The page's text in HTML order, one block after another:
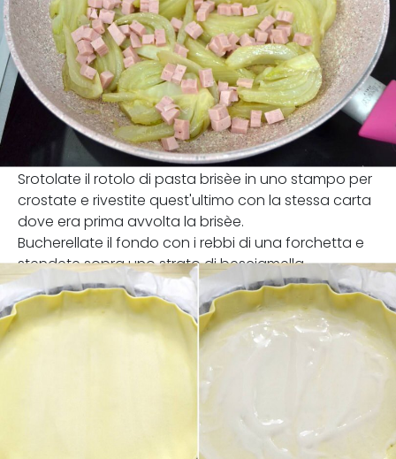
Srotolate il rotolo di pasta brisèe in uno stampo per
crostate e rivestite quest'ultimo con la stessa carta
dove era prima avvolta la brisèe.
Bucherellate il fondo con i rebbi di una forchetta e
stendete sopra uno strato di besciamella.